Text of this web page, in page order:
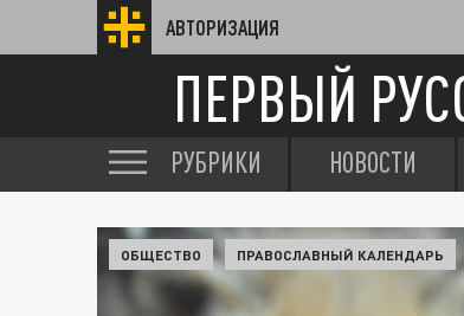
АВТОРИЗАЦИЯ
ПЕРВЫЙ
РУБРИКИ НОВОСТИ
ОБЩЕСТВО ПРАВОСЛАВНЫЙ КАЛЕНДАРЬ